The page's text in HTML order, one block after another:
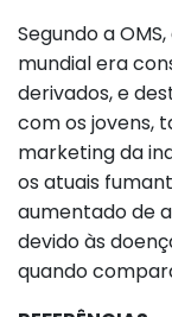
Segundo a
mundial era
derivados, e
com os jovens,
marketing da
os atuais
aumentado de
devido às
quando